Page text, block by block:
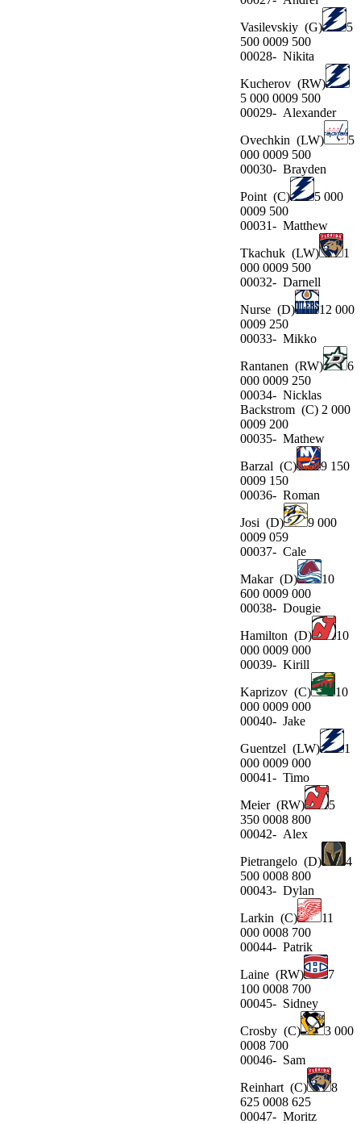
Vasilevskiy (G)
5
500 0009 500
00028- Nikita
Kucherov (RW)
5 000 0009 500
00029- Alexander
Ovechkin (LW)
5
000 0009 500
00030- Brayden
Point (C)
5 000
0009 500
00031- Matthew
Tkachuk (LW)
1
000 0009 500
00032- Darnell
Nurse (D)
12 000
0009 250
00033- Mikko
Rantanen (RW)
6
000 0009 250
00034- Nicklas
Backstrom (C) 2 000
0009 200
00035- Mathew
Barzal (C)
9 150
0009 150
00036- Roman
Josi (D)
9 000
0009 059
00037- Cale
Makar(D)
10
600 0009 000
00038- Dougie
Hamilton (D)
10
000 0009 000
00039- Kirill
Kaprizov (C)
10
000 0009 000
00040- Jake
Guentzel (LW)
1
000 0009 000
00041- Timo
Meier(RW)
5
350 0008 800
00042- Alex
Pietrangelo (D)
4
500 0008 800
00043- Dylan
Larkin (C)
11
000 0008 700
00044- Patrik
Laine (RW)
7
100 0008 700
00045- Sidney
Crosby (C)
3 000
0008 700
00046- Sam
Reinhart (C)
8
625 0008 625
00047- Moritz